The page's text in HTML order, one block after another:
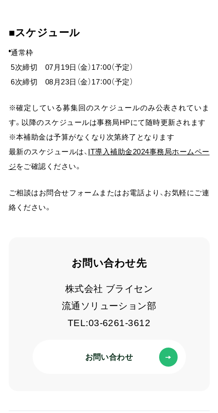
スケジュール
通常枠
5次締切 07月19日（金）17：00（予定）
6次締切 08月23日（金）17：00（予定）
※確定している募集回のスケジュールのみ公表されていま
す。以降のスケジュールは事務局HPにて随時更新されます
※本補助金は予算がなくなり次第終了となります
最新のスケジュールは、 IT導入補助金2024事務局ホームペー
ジをご確認ください。
ご相談はお問合せフォームまたはお電話より、お気軽にご連
絡ください。
お問い合わせ先
株式会社 ブライセン
流通ソリューション部
TEL:03-6261-3612
お問い合わせ